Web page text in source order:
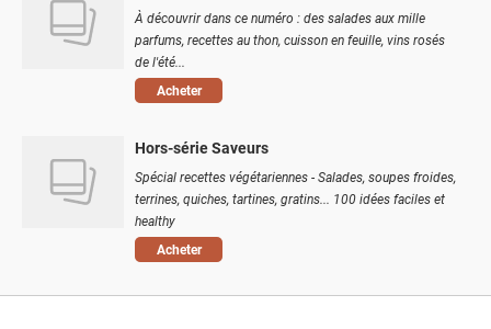
À découvrir dans ce numéro : des salades aux mille
parfums, recettes au thon, cuisson en feuille, vins rosés
de l'été...
Acheter
Hors-série Saveurs
Spécial recettes végétariennes - Salades, soupes froides,
terrines, quiches, tartines, gratins... 100 idées faciles et
healthy
Acheter